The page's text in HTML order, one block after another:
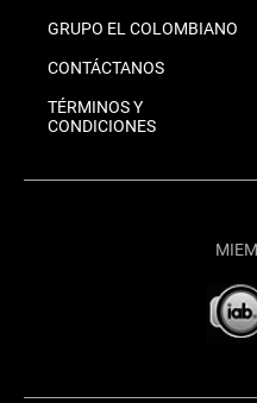
GRUPO EL COLOMBIANO
CONTÁCTANOS
TÉRMINOS Y
CONDICIONES